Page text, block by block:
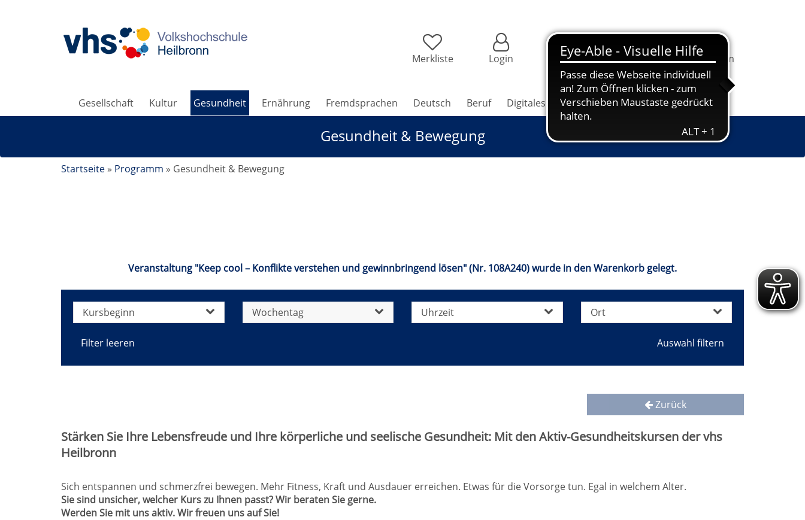
Merkliste Login
1 Ihrem
Warenkorb
befindet
sich
1
Kurs
Information Programm
Gesellschaft Kultur Gesundheit Ernährung Fremdsprachen Deutsch Beruf Digitales Grundbildung Jugendkunstschule
Gesundheit & Bewegung
Startseite » Programm » Gesundheit & Bewegung
Veranstaltung "Keep cool – Konflikte verstehen und gewinnbringend lösen" (Nr. 108A240) wurde in den Warenkorb gelegt.
Kursbeginn Wochentag Uhrzeit Ort
Filter leeren
Zurück
Stärken Sie Ihre Lebensfreude und Ihre körperliche und seelische Gesundheit: Mit den Aktiv-Gesundheitskursen der vhs
Heilbronn
Sich entspannen und schmerzfrei bewegen. Mehr Fitness, Kraft und Ausdauer erreichen. Etwas für die Vorsorge tun. Egal in welchem Alter.
Sie sind unsicher, welcher Kurs zu Ihnen passt? Wir beraten Sie gerne.
Werden Sie mit uns aktiv. Wir freuen uns auf Sie!